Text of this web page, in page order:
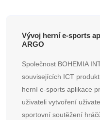
Vývoj herní e-sports
ARGO
Společnost BOHEMIA
souvisejících ICT
herní e-sports aplikace
uživateli vytvoření
sportovní soutěžení